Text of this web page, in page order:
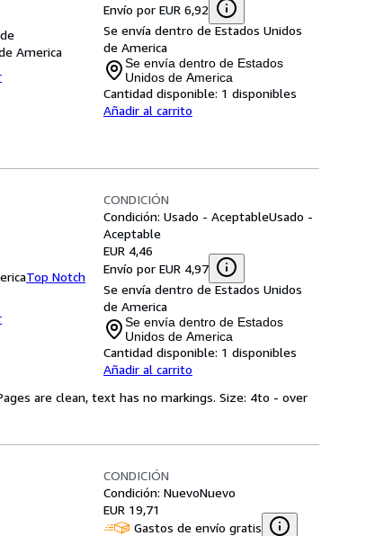
America
Envío por EUR 6,92
Se envía dentro de Estados Unidos
de America
Se envía dentro de Estados
Unidos de America
Cantidad disponible: 1 disponibles
Añadir al carrito
Top Notch
CONDICIÓN
Condición: Usado - AceptableUsado -
Aceptable
EUR 4,46
Envío por EUR 4,97
Se envía dentro de Estados Unidos
de America
Se envía dentro de Estados
Unidos de America
Cantidad disponible: 1 disponibles
Añadir al carrito
are clean, text has no markings. Size: 4to - over
CONDICIÓN
Condición: NuevoNuevo
EUR 19,71
Gastos de envío gratis